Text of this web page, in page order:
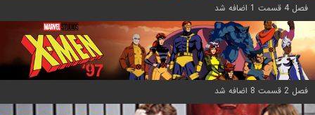
فصل 4 قسمت 1 اضافه شد
فصل 2 قسمت 8 اضافه شد